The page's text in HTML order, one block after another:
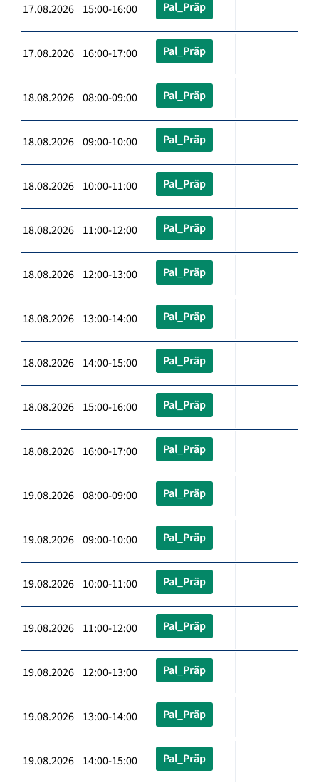
17.08.2026 15:00-16:00 Pal_Präp
17.08.2026 16:00-17:00 Pal_Präp
18.08.2026 08:00-09:00 Pal_Präp
18.08.2026 09:00-10:00 Pal_Präp
18.08.2026 10:00-11:00 Pal_Präp
18.08.2026 11:00-12:00 Pal_Präp
18.08.2026 12:00-13:00 Pal_Präp
18.08.2026 13:00-14:00 Pal_Präp
18.08.2026 14:00-15:00 Pal_Präp
18.08.2026 15:00-16:00 Pal_Präp
18.08.2026 16:00-17:00 Pal_Präp
19.08.2026 08:00-09:00 Pal_Präp
19.08.2026 09:00-10:00 Pal_Präp
19.08.2026 10:00-11:00 Pal_Präp
19.08.2026 11:00-12:00 Pal_Präp
19.08.2026 12:00-13:00 Pal_Präp
19.08.2026 13:00-14:00 Pal_Präp
19.08.2026 14:00-15:00 Pal_Präp